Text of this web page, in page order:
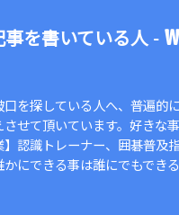
事を書いている人 -
口を探している人へ、普遍的
させて頂いています。好きな
】認識トレーナー、囲碁普及
かにできる事は誰にでもでき